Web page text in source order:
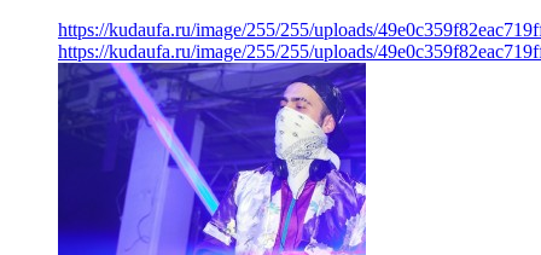
https://kudaufa.ru/image/255/255/uploads/
https://kudaufa.ru/image/255/255/uploads/